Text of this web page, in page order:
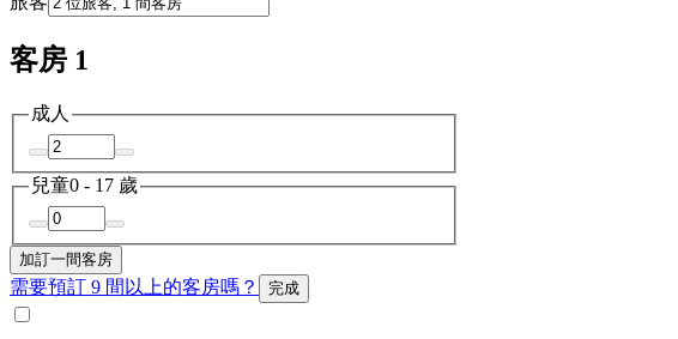
客房 1
成人
兒童0 - 17 歲
加訂一間客房
需要預訂 9 間以上的客房嗎？ 完成